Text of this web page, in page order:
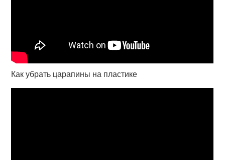
Как убрать царапины на пластике